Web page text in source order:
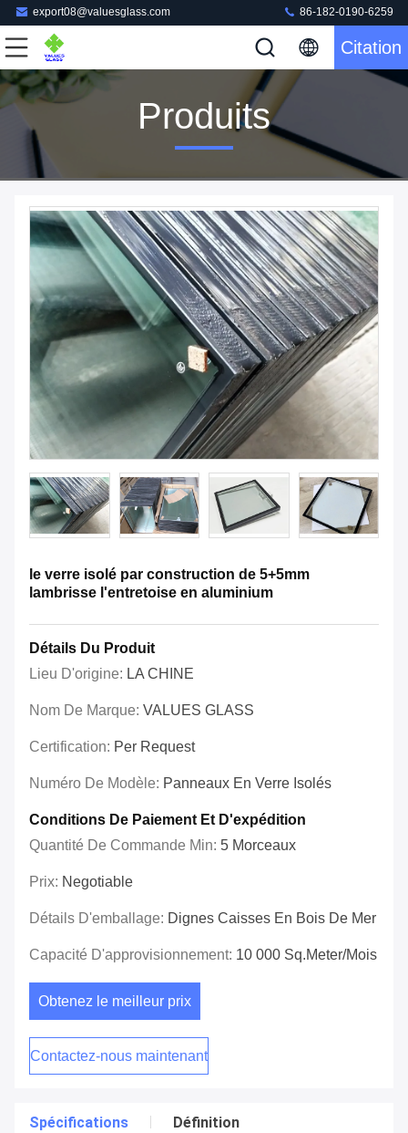
export08@valuesglass.com 86-182-0190-6259
Citation
Produits
le verre isolé par construction de 5+5mm
lambrisse l'entretoise en aluminium
Détails Du Produit
Lieu D'origine: LA CHINE
Nom De Marque: VALUES GLASS
Certification: Per Request
Numéro De Modèle: Panneaux En Verre Isolés
Conditions De Paiement Et D'expédition
Quantité De Commande Min: 5 Morceaux
Prix: Negotiable
Détails D'emballage: Dignes Caisses En Bois De Mer
Capacité D'approvisionnement: 10 000 Sq.meter/mois
Obtenez le meilleur prix
Contactez-nous maintenant
Spécifications Définition